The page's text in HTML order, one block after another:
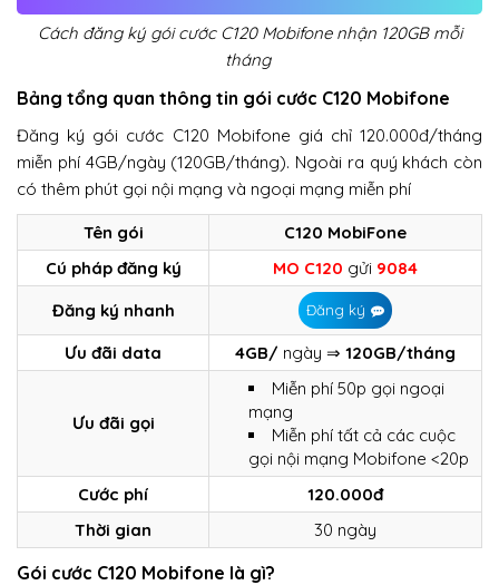
Cách đăng ký gói cước C120 Mobifone nhận 120GB mỗi
tháng
Bảng tổng quan thông tin gói cước C120 Mobifone
Đăng ký gói cước C120 Mobifone giá chỉ 120.000đ/tháng
miễn phí 4GB/ngày (120GB/tháng). Ngoài ra quý khách còn
có thêm phút gọi nội mạng và ngoại mạng miễn phí
Tên gói
C120 MobiFone
Cú pháp đăng ký
MO C120 gửi 9084
Đăng ký nhanh
Đăng ký
Ưu đãi data 4GB/ ngày ⇒ 120GB/tháng
Ưu đãi gọi
Miễn phí 50p gọi ngoại
mạng
Miễn phí tất cả các cuộc
gọi nội mạng Mobifone <20p
Cước phí
120.000đ
Thời gian
30 ngày
Gói cước C120 Mobifone là gì?